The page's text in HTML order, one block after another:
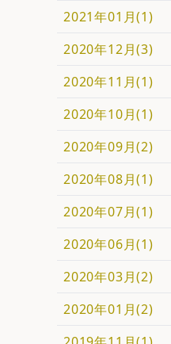
2021年01月(1)
2020年12月(3)
2020年11月(1)
2020年10月(1)
2020年09月(2)
2020年08月(1)
2020年07月(1)
2020年06月(1)
2020年03月(2)
2020年01月(2)